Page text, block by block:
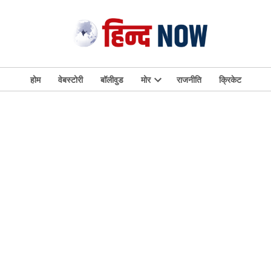
होम वेबस्टोरी बॉलीवुड मोर
Open
राजनीति क्रिकेट